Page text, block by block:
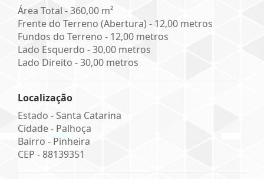
Área Total - 360,00 m²
Frente do Terreno (Abertura) - 12,00 metros
Fundos do Terreno - 12,00 metros
Lado Esquerdo - 30,00 metros
Lado Direito - 30,00 metros
Localização
Estado - Santa Catarina
Cidade - Palhoça
Bairro - Pinheira
CEP -88139351